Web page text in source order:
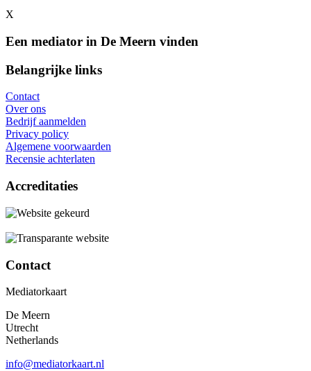
X
Een mediator in De Meern vinden
Belangrijke links
Contact
Over ons
Bedrijf aanmelden
Privacy policy
Algemene voorwaarden
Recensie achterlaten
Accreditaties
Contact
Mediatorkaart
De Meern
Utrecht
Netherlands
info@mediatorkaart.nl